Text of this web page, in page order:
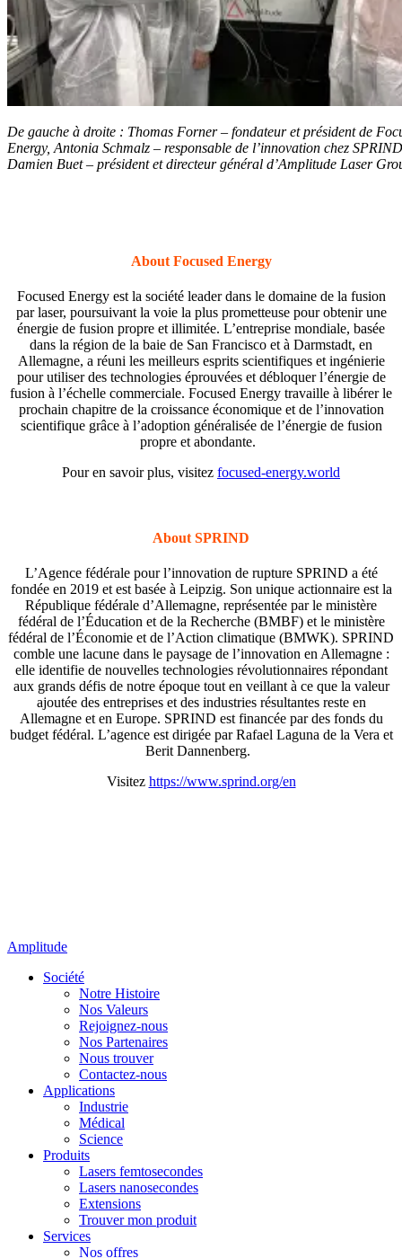
De gauche à droite : Thomas Forner – fondateur et président de
Energy, Antonia Schmalz – responsable de l’innovation chez
Damien Buet – président et directeur général d’Amplitude Laser
About Focused Energy
Focused Energy est la société leader dans le domaine de la fusion
par laser, poursuivant la voie la plus prometteuse pour obtenir une
énergie de fusion propre et illimitée. L’entreprise mondiale, basée
dans la région de la baie de San Francisco et à Darmstadt, en
Allemagne, a réuni les meilleurs esprits scientifiques et ingénierie
pour utiliser des technologies éprouvées et débloquer l’énergie de
fusion à l’échelle commerciale. Focused Energy travaille à libérer le
prochain chapitre de la croissance économique et de l’innovation
scientifique grâce à l’adoption généralisée de l’énergie de fusion
propre et abondante.
Pour en savoir plus, visitez focused-energy.world
About SPRIND
L’Agence fédérale pour l’innovation de rupture SPRIND a été
fondée en 2019 et est basée à Leipzig. Son unique actionnaire est la
République fédérale d’Allemagne, représentée par le ministère
fédéral de l’Éducation et de la Recherche (BMBF) et le ministère
fédéral de l’Économie et de l’Action climatique (BMWK). SPRIND
comble une lacune dans le paysage de l’innovation en Allemagne :
elle identifie de nouvelles technologies révolutionnaires répondant
aux grands défis de notre époque tout en veillant à ce que la valeur
ajoutée des entreprises et des industries résultantes reste en
Allemagne et en Europe. SPRIND est financée par des fonds du
budget fédéral. L’agence est dirigée par Rafael Laguna de la Vera et
Berit Dannenberg.
Visitez https://www.sprind.org/en
Amplitude
Société
Notre Histoire
Nos Valeurs
Rejoignez-nous
Nos Partenaires
Nous trouver
Contactez-nous
Applications
Industrie
Médical
Science
Produits
Lasers femtosecondes
Lasers nanosecondes
Extensions
Trouver mon produit
Services
Nos offres